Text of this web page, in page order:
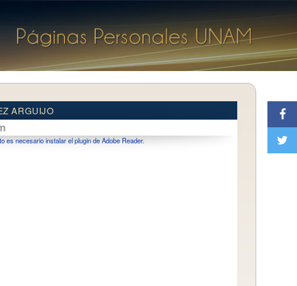
ARGUIJO
es necesario instalar el plugin de Adobe Reader.